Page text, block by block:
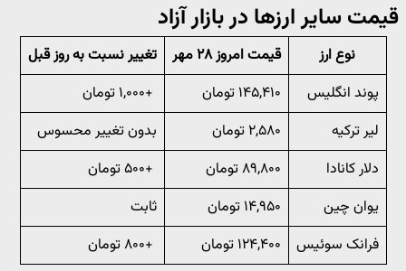
قیمت سایر ارزها در بازار آزاد
نوع ارز قیمت امروز ۲۸ مهر
تغییر نسبت به روز قبل
پوند انگلیس
۱۴۵,۴۱۰ تومان
+۱,۰۰۰ تومان
لیر ترکیه
۲,۵۸۰ تومان
بدون تغییر محسوس
دلار کانادا
۸۹,۸۰۰ تومان
+۵۰۰ تومان
یوان چین
۱۴,۹۵۰ تومان
ثابت
فرانک سوئیس
۱۲۴,۴۰۰ تومان +۸۰۰ تومان